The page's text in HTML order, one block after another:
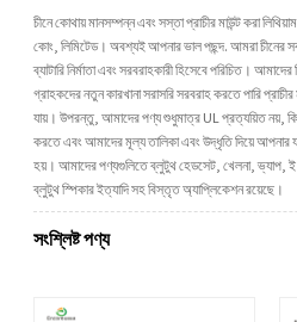
চীনে কোথায় মানসম্পন্ন এবং সস্তা প্রাচীর মাউন্ট করা
কোং, লিমিটেড। অবশ্যই আপনার ভাল পছন্দ. আমরা চীনের
ব্যাটারি নির্মাতা এবং সরবরাহকারী হিসেবে পরিচিত।
গ্রাহকদের নতুন কারখানা সরাসরি সরবরাহ করতে পারি প্রাচীর
যায়। উপরন্তু, আমাদের পণ্য শুধুমাত্র UL প্রত্যয়িত নয়,
করতে এবং আমাদের মূল্য তালিকা এবং উদ্ধৃতি দিয়ে আপনার
হয়। আমাদের পণ্যগুলিতে ব্লুটুথ হেডসেট, খেলনা, ভ্যাপ, ই
ব্লুটুথ স্পিকার ইত্যাদি সহ বিস্তৃত অ্যাপ্লিকেশন রয়েছে।
সংশ্লিষ্ট পণ্য